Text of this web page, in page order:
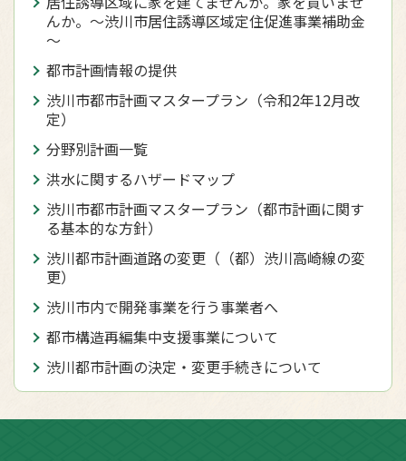
んか。～渋川市居住誘導区域定住促進事業補助金
～
都市計画情報の提供
渋川市都市計画マスタープラン（令和2年12月改
定）
分野別計画一覧
洪水に関するハザードマップ
渋川市都市計画マスタープラン（都市計画に関す
る基本的な方針）
渋川都市計画道路の変更（（都）渋川高崎線の変
更）
渋川市内で開発事業を行う事業者へ
都市構造再編集中支援事業について
渋川都市計画の決定・変更手続きについて